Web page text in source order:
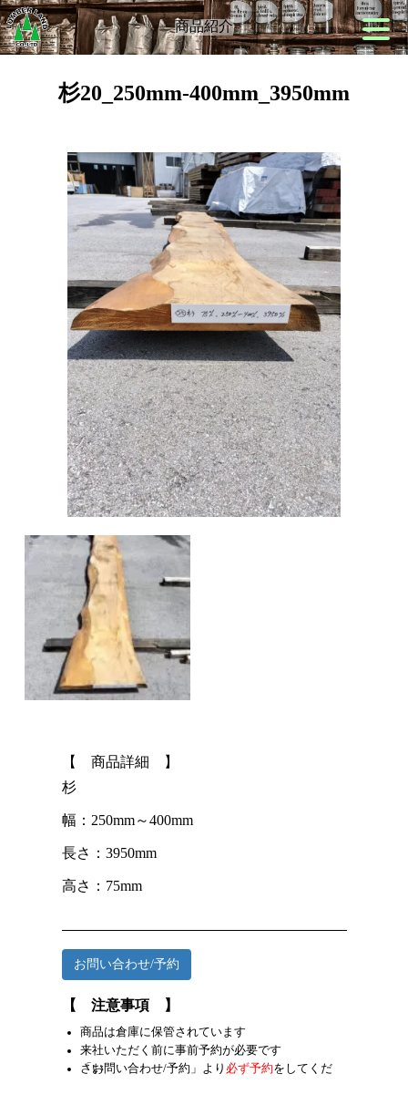
商品紹介
杉20_250mm-400mm_3950mm
【 商品詳細 】
杉
幅：250mm～400mm
長さ：3950mm
高さ：75mm
お問い合わせ/予約
【 注意事項 】
商品は倉庫に保管されています
来社いただく前に事前予約が必要です
「お問い合わせ/予約」より必ず予約
をしてください